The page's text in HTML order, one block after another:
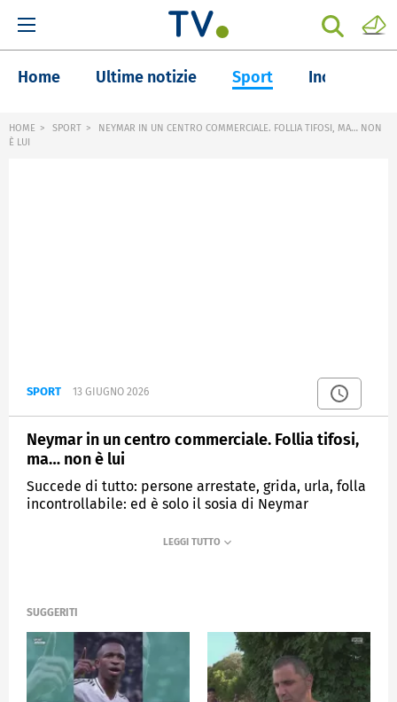
Home Ultime notizie Sport Inchieste
HOME SPORT
NEYMAR IN UN CENTRO COMMERCIALE. FOLLIA TIFOSI, MA… NON
È LUI
SPORT 13 GIUGNO 2026
Neymar in un centro commerciale. Follia tifosi,
ma… non è lui
Succede di tutto: persone arrestate, grida, urla, folla
incontrollabile: ed è solo il sosia di Neymar
SPORTMEDIASET
SUGGERITI